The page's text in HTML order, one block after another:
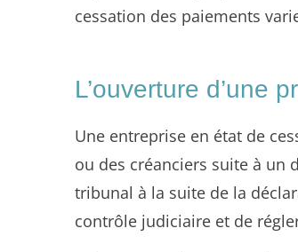
cessation des paiements
L’ouverture d’une
Une entreprise en état de
ou des créanciers suite à un
tribunal à la suite de la
contrôle judiciaire et de